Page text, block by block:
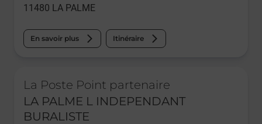
11480 LA PALME
En savoir plus Itinéraire
La Poste Point partenaire
LA PALME L INDEPENDANT
BURALISTE